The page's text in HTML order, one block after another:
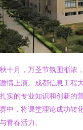
十月，万圣节氛围渐浓
情上演。成都信息工程
实的专业知识和创新的
中，将课堂理论成功转
青春活力。